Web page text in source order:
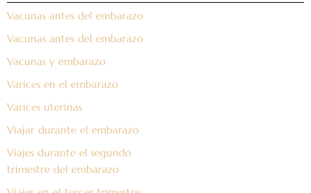
Vacunas antes del embarazo
Vacunas antes del embarazo
Vacunas y embarazo
Varices en el embarazo
Varices uterinas
Viajar durante el embarazo
Viajes durante el segundo
trimestre del embarazo